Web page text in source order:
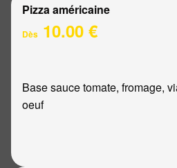
Pizza américaine
Dès 10.00 €
Base sauce tomate, fromage,
oeuf